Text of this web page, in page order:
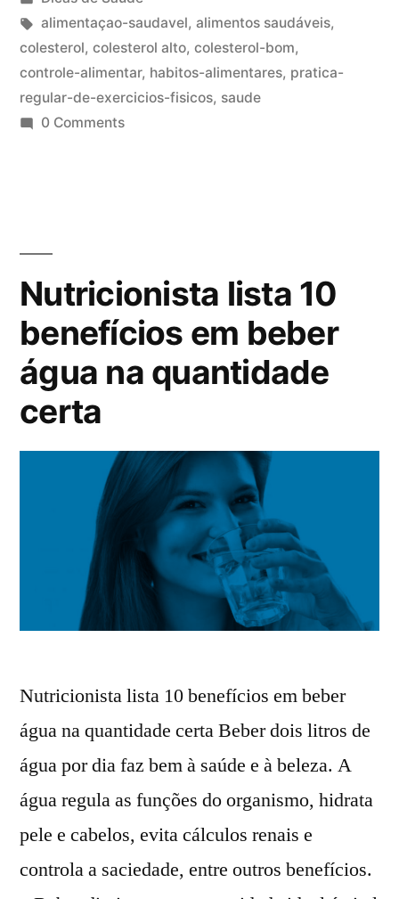
alimentaçao-saudavel, alimentos saudáveis,
colesterol, colesterol alto, colesterol-bom,
controle-alimentar, habitos-alimentares, pratica-
regular-de-exercicios-fisicos, saude
0 Comments
Nutricionista lista 10
benefícios em beber
água na quantidade
certa
Nutricionista lista 10 benefícios em beber
água na quantidade certa Beber dois litros de
água por dia faz bem à saúde e à beleza. A
água regula as funções do organismo, hidrata
pele e cabelos, evita cálculos renais e
controla a saciedade, entre outros benefícios.